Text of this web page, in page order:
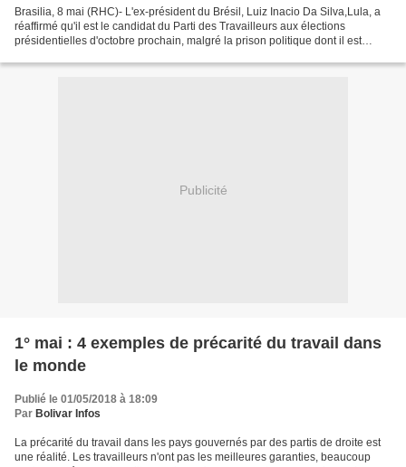
Brasilia, 8 mai (RHC)- L'ex-président du Brésil, Luiz Inacio Da Silva,Lula, a
réaffirmé qu'il est le candidat du Parti des Travailleurs aux élections
présidentielles d'octobre prochain, malgré la prison politique dont il est
Publicité
1° mai : 4 exemples de précarité du travail dans
le monde
Publié le 01/05/2018 à 18:09
Par Bolivar Infos
La précarité du travail dans les pays gouvernés par des partis de droite est
une réalité. Les travailleurs n'ont pas les meilleures garanties, beaucoup